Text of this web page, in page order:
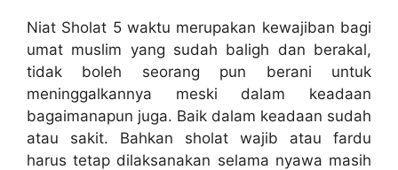
Niat Sholat 5 waktu merupakan kewajiban bagi
umat muslim yang sudah baligh dan berakal,
tidak boleh seorang pun berani untuk
meninggalkannya meski dalam keadaan
bagaimanapun juga. Baik dalam keadaan sudah
atau sakit. Bahkan sholat wajib atau fardu
harus tetap dilaksanakan selama nyawa masih